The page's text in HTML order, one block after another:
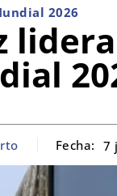
2026
Fecha: 7